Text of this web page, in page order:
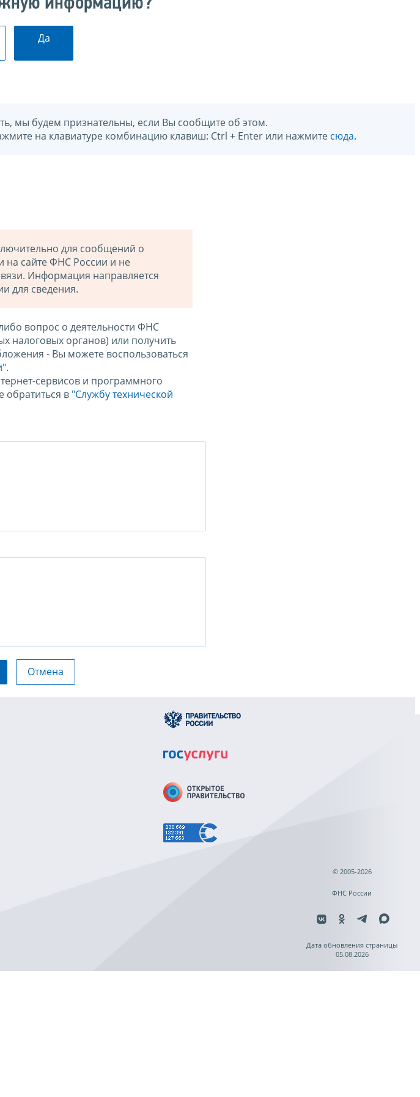
Да
мы будем признательны, если Вы сообщите об этом.
на клавиатуре комбинацию клавиш: Ctrl + Enter или нажмите сюда.
для сообщений о
на сайте ФНС России и не
Информация направляется
для сведения.
вопрос о деятельности ФНС
налоговых органов) или получить
- Вы можете воспользоваться
.
сервисов и программного
в "Службу технической
Отмена
© 2005-2026
ФНС России
Дата обновления страницы
05.08.2026